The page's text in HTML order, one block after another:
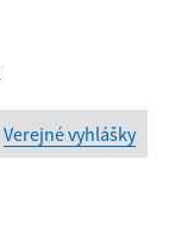
Verejné vyhlášky